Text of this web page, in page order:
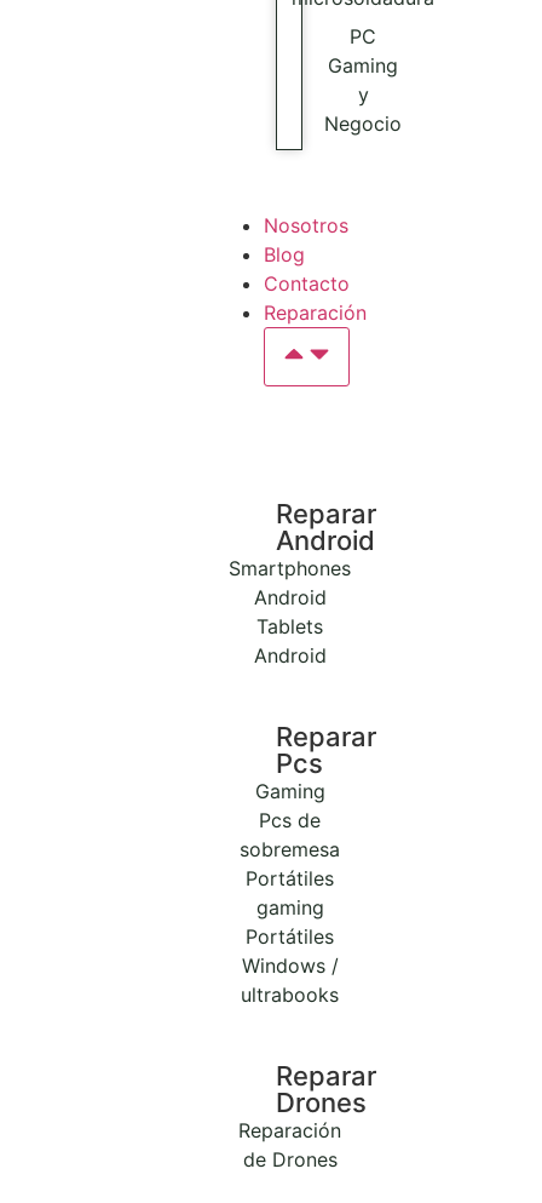
PC
Gaming
y
Negocio
Nosotros
Blog
Contacto
Reparación
Reparar
Android
Smartphones
Android
Tablets
Android
Reparar
Pcs
Gaming
Pcs de
sobremesa
Portátiles
gaming
Portátiles
Windows /
ultrabooks
Reparar
Drones
Reparación
de Drones